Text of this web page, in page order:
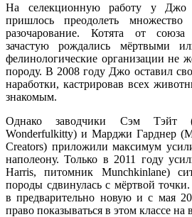
На селекционную работу у Джо
пришлось преодолеть множество
разочарование. Котята от
зачастую рождались мёртвыми
фелинологические организации не
породу. В 2008 году Джо оставил
наработки, кастрировав всех
знакомым.
Однако заводчики Сэм Тэйт
Wonderfulkitty) и Марджи Гарднер
Creators) приложили максимум
наполеону. Только в 2011 году
Harris, питомник Munchkinlane)
породы сдвинулась с мёртвой
в предварительно новую и с мая
право показываться в этом классе на